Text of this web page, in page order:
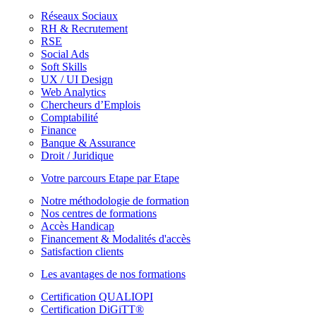
Réseaux Sociaux
RH & Recrutement
RSE
Social Ads
Soft Skills
UX / UI Design
Web Analytics
Chercheurs d’Emplois
Comptabilité
Finance
Banque & Assurance
Droit / Juridique
Votre parcours Etape par Etape
Notre méthodologie de formation
Nos centres de formations
Accès Handicap
Financement & Modalités d'accès
Satisfaction clients
Les avantages de nos formations
Certification QUALIOPI
Certification DiGiTT®